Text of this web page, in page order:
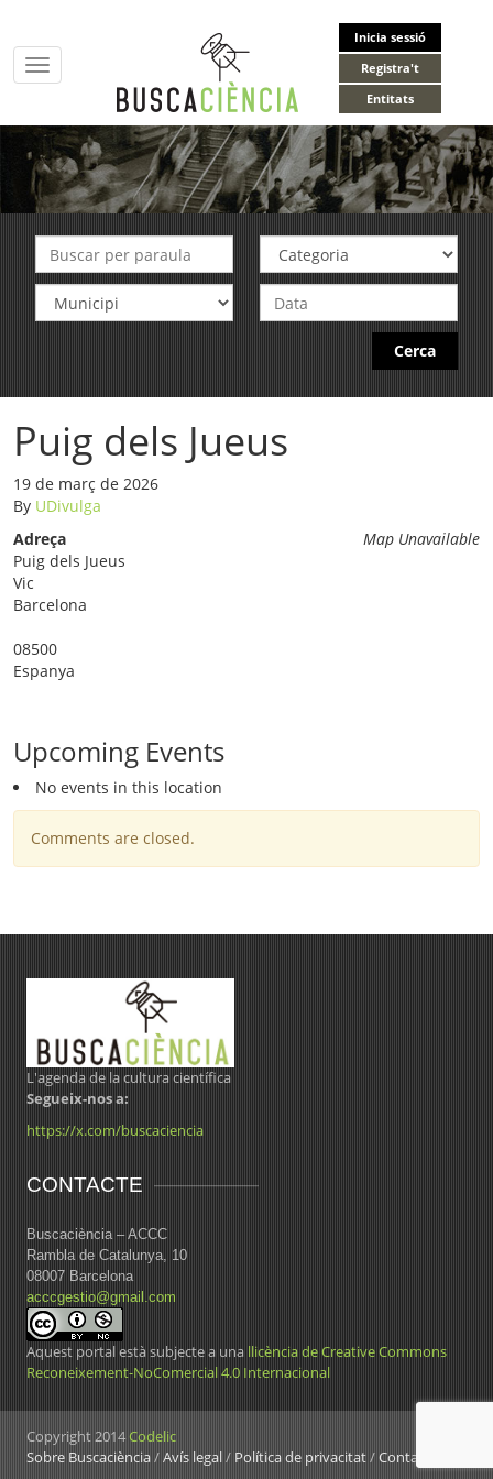
Inicia sessió
Registra't
Entitats
Toggle
navigation
Cerca
Puig dels Jueus
19 de març de 2026
By UDivulga
Map Unavailable
Adreça
Puig dels Jueus
Vic
Barcelona
08500
Espanya
Upcoming Events
No events in this location
Comments are closed.
L'agenda de la cultura científica
Segueix-nos a:
https://x.com/buscaciencia
CONTACTE
Buscaciència – ACCC
Rambla de Catalunya, 10
08007 Barcelona
acccgestio@gmail.com
Aquest portal està subjecte a una llicència de Creative Commons
Reconeixement-NoComercial 4.0 Internacional
Copyright 2014Codelic
Sobre Buscaciència/Avís legal/ Política de privacitat/Contacte